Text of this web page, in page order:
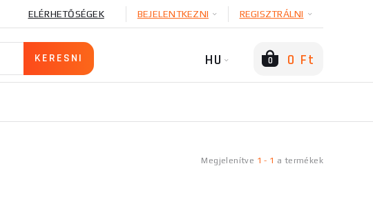
ELÉRHETŐSÉGEK BEJELENTKEZNI REGISZTRÁLNI
HU 0 0 Ft
Megjelenítve 1 - 1 a termékek